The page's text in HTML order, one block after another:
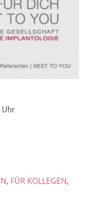
, FÜR KOLLEGEN,